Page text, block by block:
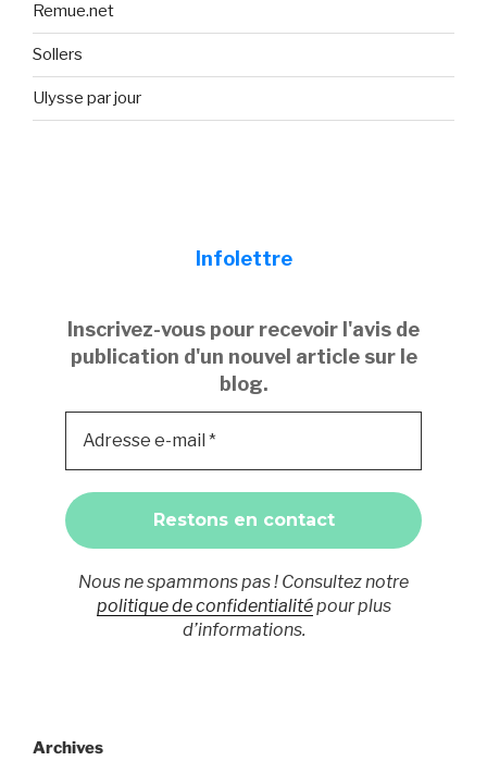
Remue.net
Sollers
Ulysse par jour
Infolettre
Inscrivez-vous pour recevoir l'avis de
publication d'un nouvel article sur le
blog.
Nous ne spammons pas ! Consultez notre
politique de confidentialitépour plus
d’informations.
Archives